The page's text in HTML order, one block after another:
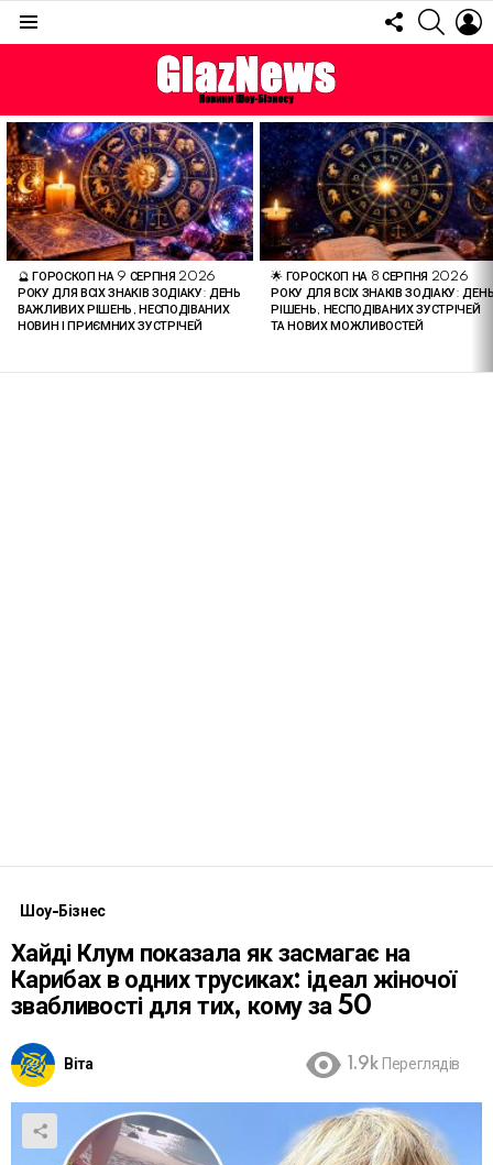
FOLLOW
US
ОСТАННІ
СТАТТІ
🔮 ГОРОСКОП НА 9 СЕРПНЯ 2026
РОКУ ДЛЯ ВСІХ ЗНАКІВ ЗОДІАКУ: ДЕНЬ
ВАЖЛИВИХ РІШЕНЬ, НЕСПОДІВАНИХ
НОВИН І ПРИЄМНИХ ЗУСТРІЧЕЙ
🌟 ГОРОСКОП НА 8 СЕРПНЯ 2026
РОКУ ДЛЯ ВСІХ ЗНАКІВ ЗОДІАКУ:
РІШЕНЬ, НЕСПОДІВАНИХ ЗУСТРІЧЕЙ
ТА НОВИХ МОЖЛИВОСТЕЙ
Шоу-Бізнес
Хайді Клум показала як засмагає на
Карибах в одних трусиках: ідеал жіночої
звабливості для тих, кому за 50
Віта 1.9k Переглядів